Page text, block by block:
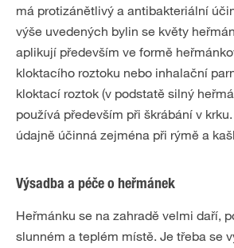
má protizánětlivý a antibakteriální
výše uvedených bylin se květy
aplikují především ve formě
kloktacího roztoku nebo inhalační
kloktací roztok (v podstatě silný
používá především při škrábání v
údajně účinná zejména při rýmě a
Výsadba a péče o heřmánek
Heřmánku se na zahradě velmi daří,
slunném a teplém místě. Je třeba se